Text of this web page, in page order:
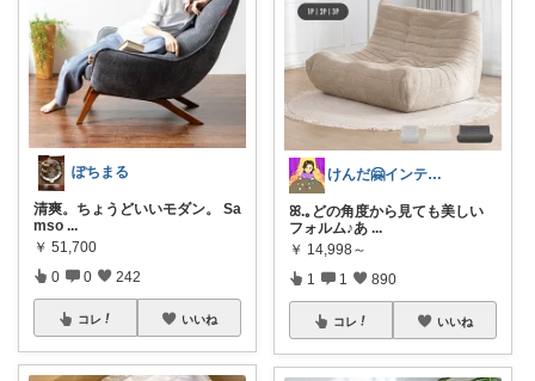
ぽちまる
清爽。ちょうどいいモダン。 Sa
mso ...
￥ 51,700
0 0 242
コレ いいね
けんだ🤗インテリア多め
ꕤ.｡どの角度から見ても美しい
フォルム♪あ ...
￥ 14,998～
1 1 890
コレ いいね